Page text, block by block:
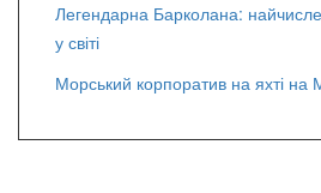
Легендарна Барколана:
у світі
Морський корпоратив на яхті на